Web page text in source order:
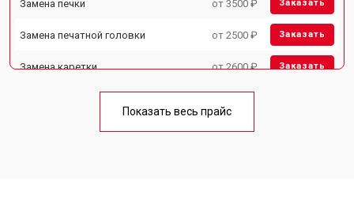
Замена печки от 3500 ₽ Заказать
Замена печатной головки от 2500 ₽ Заказать
Замена каретки от 2600 ₽ Заказать
от 2600 ₽
Показать весь прайс